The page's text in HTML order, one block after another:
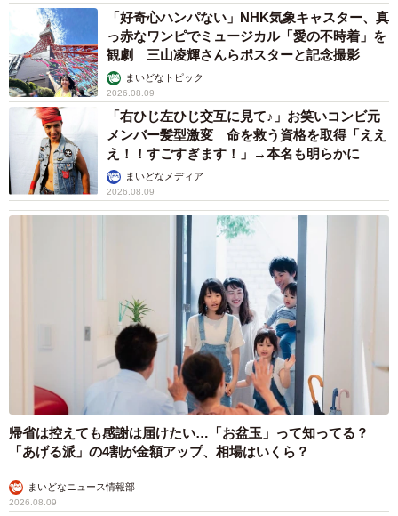
宅建士は、「宅地建物取引士」の略称で、宅地や建物を取
引する人が、公正な取引をできるようにサポートする専門
家のことです。試験は年1回で、毎年20万人を超える人が受
験します。宅地建物取引を行う企業は、宅建士の資格を保
持している人を5人に1人以上の割合で配置する義務があり
ます。したがって、宅建士の需要は大きく、特に不動産業
界の就職・転職で有利に働きます。また、自分で家を購入
したり、借りたりする場合にも、資金計画や交渉の場面で
役立ちます。
宅建士の取得に必要な勉強時間は、約300時間と言われてい
ます。社労士や中小企業診断士といった他の士業と比較す
ると、勉強時間はやや短めになっています。したがって、
他の士業よりも取得しやすい資格といえるでししょう。
5位：実用英語技能検定
実用英語技能検定は、年間の総志願者数が250万人を超え
る、国内最大級の英語資格試験です。日常生活から専門的
な内容までの幅広い分野の英語能力を測定でき、子供から
大人まで受験しています。
「好奇心ハンパない」NHK気象キャスター、真
っ赤なワンピでミュージカル「愛の不時着」を
観劇 三山凌輝さんらポスターと記念撮影
まいどなトピック
2026.08.09
「右ひじ左ひじ交互に見て♪」お笑いコンビ元
メンバー髪型激変 命を救う資格を取得「ええ
え！！すごすぎます！」→本名も明らかに
まいどなメディア
2026.08.09
帰省は控えても感謝は届けたい…「お盆玉」って知ってる？
「あげる派」の4割が金額アップ、相場はいくら？
まいどなニュース情報部
2026.08.09